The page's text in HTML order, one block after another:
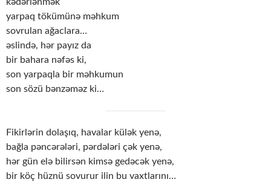
kədərlənmək
yarpaq tökümünə məhkum
sovrulan ağaclara…
əslində, hər payız da
bir bahara nəfəs ki,
son yarpaqla bir məhkumun
son sözü bənzəməz ki…
Fikirlərin dolaşıq, havalar külək yenə,
bağla pəncərələri, pərdələri çək yenə,
hər gün elə bilirsən kimsə gedəcək yenə,
bir köç hüznü sovurur ilin bu vaxtlarını…